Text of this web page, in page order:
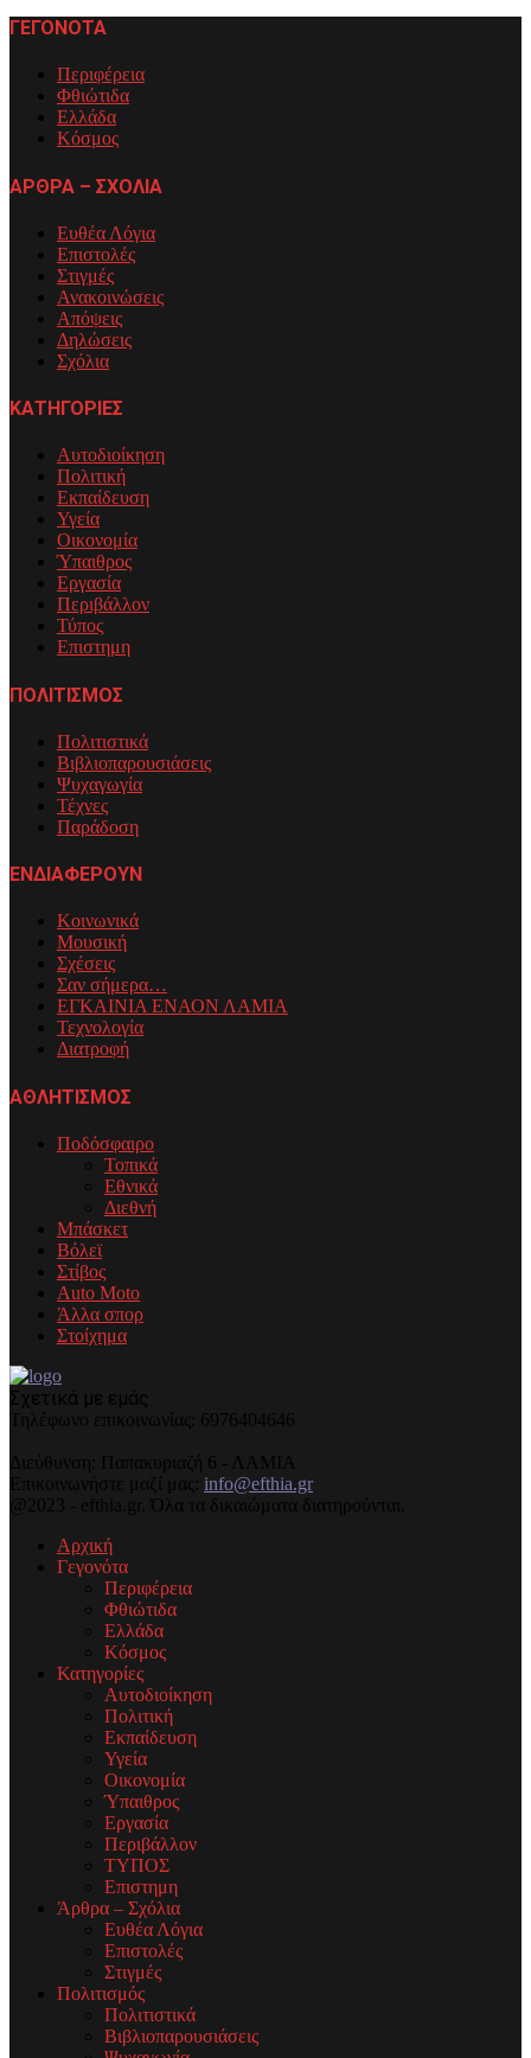
ΓΕΓΟΝΟΤΑ
Περιφέρεια
Φθιώτιδα
Ελλάδα
Κόσμος
ΑΡΘΡΑ – ΣΧΟΛΙΑ
Ευθέα Λόγια
Επιστολές
Στιγμές
Ανακοινώσεις
Απόψεις
Δηλώσεις
Σχόλια
ΚΑΤΗΓΟΡΙΕΣ
Αυτοδιοίκηση
Πολιτική
Εκπαίδευση
Υγεία
Οικονομία
Ύπαιθρος
Εργασία
Περιβάλλον
Τύπος
Επιστημη
ΠΟΛΙΤΙΣΜΟΣ
Πολιτιστικά
Βιβλιοπαρουσιάσεις
Ψυχαγωγία
Τέχνες
Παράδοση
ΕΝΔΙΑΦΕΡΟΥΝ
Κοινωνικά
Μουσική
Σχέσεις
Σαν σήμερα…
ΕΓΚΑΙΝΙΑ ΕΝΑΟΝ ΛΑΜΙΑ
Τεχνολογία
Διατροφή
ΑΘΛΗΤΙΣΜΟΣ
Ποδόσφαιρο
Τοπικά
Εθνικά
Διεθνή
Μπάσκετ
Βόλεϊ
Στίβος
Auto Moto
Άλλα σπορ
Στοίχημα
Σχετικά με εμάς
Τηλέφωνo επικοινωνίας: 6976404646
Διεύθυνση: Παπακυριαζή 6 - ΛΑΜΙΑ
Επικοινωνήστε μαζί μας: info@efthia.gr
@2023 - efthia.gr. Όλα τα δικαιώματα διατηρούνται.
Αρχική
Γεγονότα
Περιφέρεια
Φθιώτιδα
Ελλάδα
Κόσμος
Κατηγορίες
Αυτοδιοίκηση
Πολιτική
Εκπαίδευση
Υγεία
Οικονομία
Ύπαιθρος
Εργασία
Περιβάλλον
ΤΥΠΟΣ
Επιστημη
Άρθρα – Σχόλια
Ευθέα Λόγια
Επιστολές
Στιγμές
Πολιτισμός
Πολιτιστικά
Βιβλιοπαρουσιάσεις